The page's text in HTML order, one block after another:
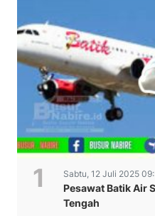
Sabtu, 12 Juli 2025
Pesawat Batik Air
Tengah